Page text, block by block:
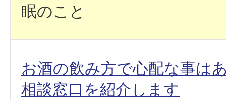
眠のこと
お酒の飲み方で心配な事は
相談窓口を紹介します